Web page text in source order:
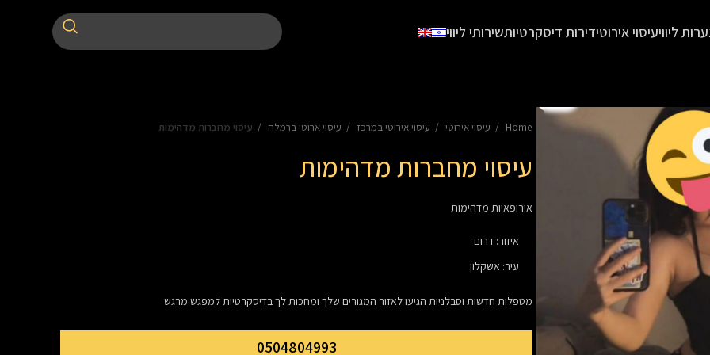
ליוויעיסוי אירוטידירות דיסקרטיותשירותי ליווי
Home עיסוי אירוטי עיסוי אירוטי במרכז עיסוי ארוטי ברמלה עיסוי מחברות מדהימות
עיסוי מחברות מדהימות
אירופאיות מדהימות
איזור: דרום
עיר: אשקלון
מטפלות חדשות וסבלניות הגיעו לאזור המגורים שלך ומחכות לך בדיסקרטיות למפגש מרגש
0504804993